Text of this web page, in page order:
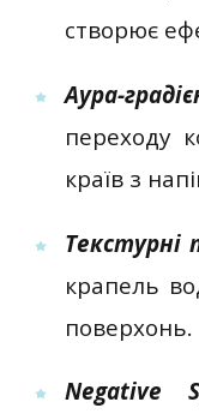
створює
Аура-
переходу
країв з
Текстурні
крапель
поверхонь.
Negative